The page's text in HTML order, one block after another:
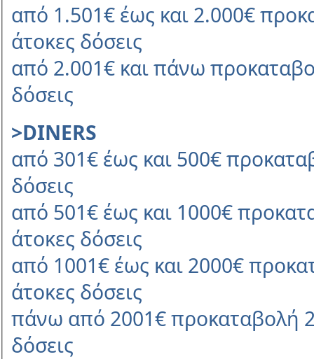
από 1.501€ έως και 2.000€
άτοκες δόσεις
από 2.001€ και πάνω
δόσεις
>DINERS
από 301€ έως και 500€
δόσεις
από 501€ έως και 1000€
άτοκες δόσεις
από 1001€ έως και 2000€
άτοκες δόσεις
πάνω από 2001€ προκαταβολή
δόσεις